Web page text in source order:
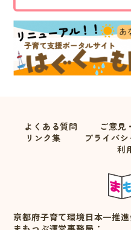
よくある質問 ご意見
リンク集
プライバ
利
京都府子育て環境日本一推